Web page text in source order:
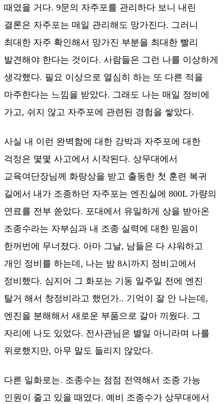
때였을 거다. 9문의 자주포를 관리하다 보니 내린
결론은 자주포는 매일 관리해도 망가진다. 그러니
최대한 자주 확인해서 망가진 부분을 최대한 빨리
발견해야 한다는 것이다. 사람들은 그런 나를 이상하게
생각했다. 필요 이상으로 열심히 하는 또 다른 적을
마주한다는 느낌을 받았다. 그래도 나는 매일 정비에
가고, 쉬지 않고 자주포에 관련된 경험을 쌓았다.
사실 내 이런 완벽함에 대한 강박과 자주포에 대한
걱정은 몇몇 사고에서 시작된다. 상무대에서
교육여단장님께 화랑상을 받고 출동한 첫 훈련 복귀
길에서 내가 조종하던 자주포는 엔진실에 800L 가량의
연료를 전부 쏟았다. 포대에서 유일하게 상을 받아온
조종수라는 자부심과 내 조종 실력에 대한 믿음이
한꺼번에 무너졌다. 아마 그날, 남들은 다 샤워하고
개인 정비를 하는데, 나는 밤 8시까지 정비고에서
정비했다. 심지어 그 화포는 기동 일주일 전에 엔진
탈거 해서 창정비라고 했던가.. 기억이 잘 안 나는데,
엔진을 분해해서 새로운 부품으로 갈아 끼웠다. 그
자리에 나도 있었다. 전사관님은 별일 아니라며 나를
위로했지만, 아무 말도 들리지 않았다.
다른 일화로는. 조종수는 점점 전역해서 조종 가능
인원이 줄고 있을 때였다. 예비 조종수가 상무대에서